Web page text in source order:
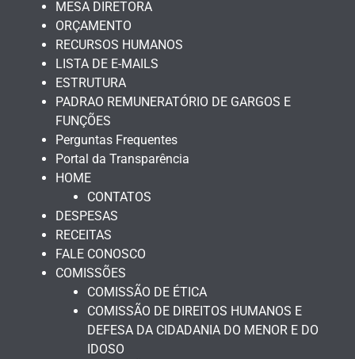
MESA DIRETORA
ORÇAMENTO
RECURSOS HUMANOS
LISTA DE E-MAILS
ESTRUTURA
PADRAO REMUNERATÓRIO DE GARGOS E
FUNÇÕES
Perguntas Frequentes
Portal da Transparência
HOME
CONTATOS
DESPESAS
RECEITAS
FALE CONOSCO
COMISSÕES
COMISSÃO DE ÉTICA
COMISSÃO DE DIREITOS HUMANOS E
DEFESA DA CIDADANIA DO MENOR E DO
IDOSO